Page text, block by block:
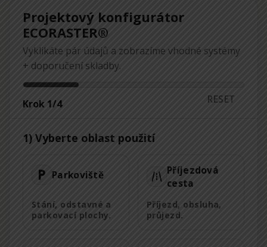
Projektový konfigurátor
ECORASTER®
Vyklikáte pár údajů a zobrazíme vhodné systémy
+ doporučení skladby.
Krok 1/4 RESET
1) Vyberte oblast použití
Parkoviště
Stání, odstavné a
parkovací plochy.
Příjezdová
cesta
Příjezd, obsluha,
průjezd.